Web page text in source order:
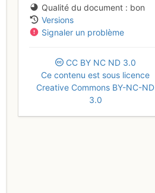
Qualité du document
bon
Versions
Signaler un problème
CC BY NC ND 3.0
Ce contenu est sous licence
Creative Commons BY-NC-ND
3.0